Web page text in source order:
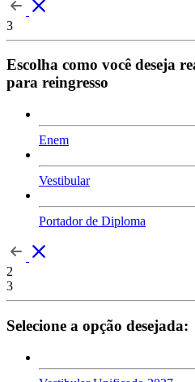
3
Escolha como você deseja
para reingresso
Enem
Vestibular
Portador de Diploma
2
3
Selecione a opção desejada: